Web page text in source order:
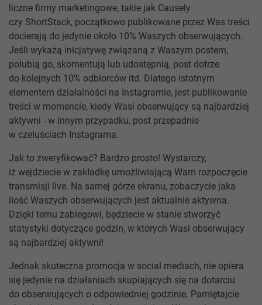
liczne firmy marketingowe, takie jak Causely
czy ShortStack, początkowo publikowane przez Was treści
docierają do jedynie około 10% Waszych obserwujących.
Jeśli wykażą inicjatywę związaną z Waszym postem,
polubią go, skomentują lub udostępnią, post dotrze
do kolejnych 10% odbiorców itd. Dlatego istotnym
elementem działalności na Instagramie, jest publikowanie
treści w momencie, kiedy Wasi obserwujący są najbardziej
aktywni - w innym przypadku, post przepadnie
w czeluściach Instagrama.
Jak to zweryfikować? Bardzo prosto! Wystarczy,
iż wejdziecie w zakładkę umożliwiającą Wam rozpoczęcie
transmisji live. Na samej górze ekranu, zobaczycie jaka
ilość Waszych obserwujących jest aktualnie aktywna.
Dzięki temu zabiegowi, będziecie w stanie stworzyć
statystyki dotyczące godzin, w których Wasi obserwujący
są najbardziej aktywni!
Jednak skuteczna promocja w social mediach, nie opiera
się jedynie na działaniach skupiających się na dotarciu
do obserwujących o odpowiedniej godzinie. Pamiętajcie